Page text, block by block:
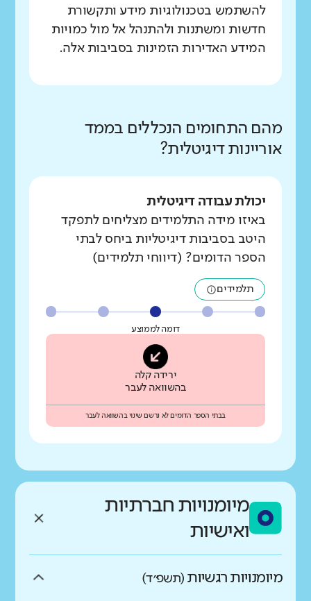
להשתמש בטכנולוגיות מידע ותקשורת
חדשות ומשתנות ולהתנהל אל מול כמויות
המידע האדירות הזמינות בסביבות אלה.
מהם התחומים הנכללים בממד
אוריינות דיגיטלית?
יכולת עבודה דיגיטלית
באיזו מידה התלמידים מצליחים לתפקד
היטב בסביבות דיגיטליות ביחס לבתי
הספר הדומים? (דיווחי תלמידים)
תלמידים
דומה לממוצע
ירידה קלה
בהשוואה לעבר
בבתי הספר הדומים לא נרשם שינוי בהשוואה לעבר
מיומנויות חברתיות
ואישיות
מיומנויות רגשיות (תשפ״ד)